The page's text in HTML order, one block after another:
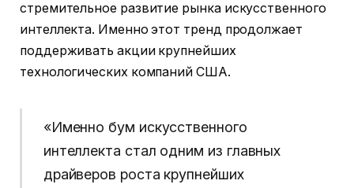
стремительное развитие рынка искусственного
интеллекта. Именно этот тренд продолжает
поддерживать акции крупнейших
технологических компаний США.
«Именно бум искусственного
интеллекта стал одним из главных
драйверов роста крупнейших